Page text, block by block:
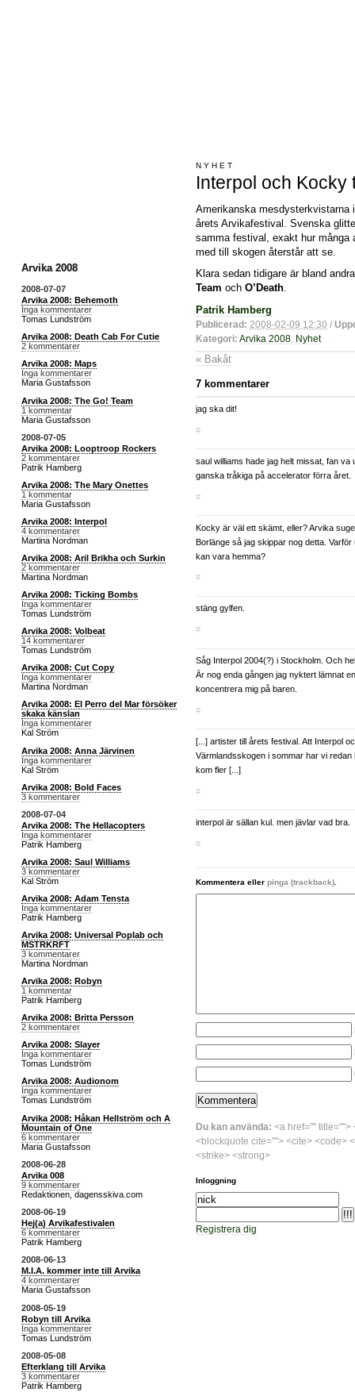
Arvika 2008
2008-07-07
Arvika 2008: Behemoth
Inga kommentarer
Tomas Lundström
Arvika 2008: Death Cab For Cutie
2 kommentarer
Arvika 2008: Maps
Inga kommentarer
Maria Gustafsson
Arvika 2008: The Go! Team
1 kommentar
Maria Gustafsson
2008-07-05
Arvika 2008: Looptroop Rockers
2 kommentarer
Patrik Hamberg
Arvika 2008: The Mary Onettes
1 kommentar
Maria Gustafsson
Arvika 2008: Interpol
4 kommentarer
Martina Nordman
Arvika 2008: Aril Brikha och Surkin
2 kommentarer
Martina Nordman
Arvika 2008: Ticking Bombs
Inga kommentarer
Tomas Lundström
Arvika 2008: Volbeat
14 kommentarer
Tomas Lundström
Arvika 2008: Cut Copy
Inga kommentarer
Martina Nordman
Arvika 2008: El Perro del Mar försöker
skaka känslan
Inga kommentarer
Kal Ström
Arvika 2008: Anna Järvinen
Inga kommentarer
Kal Ström
Arvika 2008: Bold Faces
3 kommentarer
2008-07-04
Arvika 2008: The Hellacopters
Inga kommentarer
Patrik Hamberg
Arvika 2008: Saul Williams
3 kommentarer
Kal Ström
Arvika 2008: Adam Tensta
Inga kommentarer
Patrik Hamberg
Arvika 2008: Universal Poplab och
MSTRKRFT
3 kommentarer
Martina Nordman
Arvika 2008: Robyn
1 kommentar
Patrik Hamberg
Arvika 2008: Britta Persson
2 kommentarer
Arvika 2008: Slayer
Inga kommentarer
Tomas Lundström
Arvika 2008: Audionom
Inga kommentarer
Tomas Lundström
Arvika 2008: Håkan Hellström och A
Mountain of One
6 kommentarer
Maria Gustafsson
2008-06-28
Arvika 008
9 kommentarer
Redaktionen, dagensskiva.com
2008-06-19
Hej(a) Arvikafestivalen
6 kommentarer
Patrik Hamberg
2008-06-13
M.I.A. kommer inte till Arvika
4 kommentarer
Maria Gustafsson
2008-05-19
Robyn till Arvika
Inga kommentarer
Tomas Lundström
2008-05-08
Efterklang till Arvika
3 kommentarer
Patrik Hamberg
NYHET
Interpol och Kocky
Amerikanska mesdysterkvistarna
årets Arvikafestival. Svenska
samma festival, exakt hur många
med till skogen återstår att se.
Klara sedan tidigare är bland
Team och O’Death.
Patrik Hamberg
Publicerad: 2008-02-09 12:30 /
Kategori: Arvika 2008 Nyhet
« Bakåt
7 kommentarer
jag ska dit!
#
saul williams hade jag helt missat, fan va
ganska tråkiga på accelerator förra året.
#
Kocky är väl ett skämt, eller? Arvika
Borlänge så jag skippar nog detta.
kan vara hemma?
#
stäng gylfen.
#
Såg Interpol 2004(?) i Stockholm. Och
Är nog enda gången jag nyktert lämnat
koncentrera mig på baren.
#
[...] artister till årets festival. Att Interpol
Värmlandsskogen i sommar har vi redan
kom fler [...]
#
interpol är sällan kul. men jävlar vad bra.
#
Kommentera eller pinga (trackback)
Du kan använda: <a href="" title="">
<blockquote cite=""> <cite> <code>
<strike> <strong>
Inloggning
Registrera dig